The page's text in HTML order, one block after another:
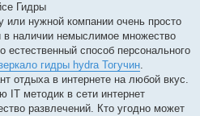
Гидры
или нужной компании очень просто
наличии немыслимое множество
способ персонального
гидры hydra Тогучин.
отдыха в интернете на любой вкус.
IT методик в сети интернет
развлечений. Кто угодно может